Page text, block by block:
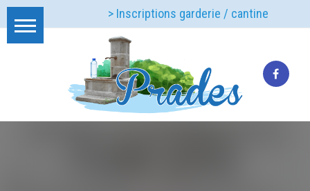
> Inscriptions garderie / cantine